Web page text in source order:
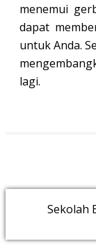
menemui
dapat
untuk Anda.
lagi.
Sekolah